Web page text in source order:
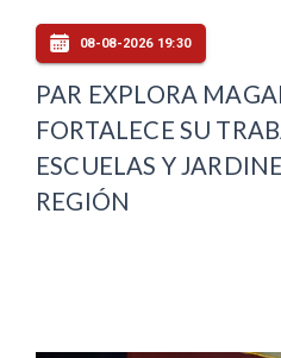
08-08-2026 19:30
PAR EXPLORA
FORTALECE SU
ESCUELAS Y
REGIÓN